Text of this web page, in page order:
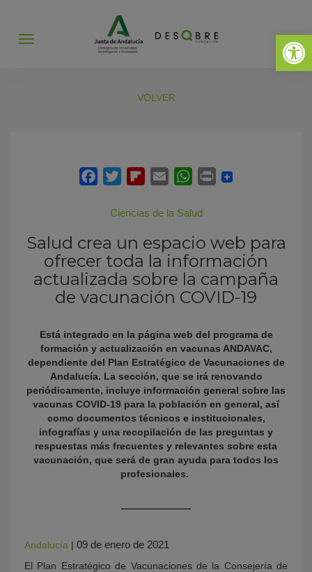
Abrir
Abrir
VOLVER
Ciencias de la Salud
Salud crea un espacio web para
ofrecer toda la información
actualizada sobre la campaña
de vacunación COVID-19
Está integrado en la página web del programa de
formación y actualización en vacunas ANDAVAC,
dependiente del Plan Estratégico de Vacunaciones de
Andalucía. La sección, que se irá renovando
periódicamente, incluye información general sobre las
vacunas COVID-19 para la población en general, así
como documentos técnicos e institucionales,
infografías y una recopilación de las preguntas y
respuestas más frecuentes y relevantes sobre esta
vacunación, que será de gran ayuda para todos los
profesionales.
Andalucía | 09 de enero de 2021
El Plan Estratégico de Vacunaciones de la Consejería de